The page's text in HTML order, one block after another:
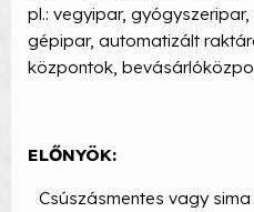
pl.: vegyipar,
gépipar, automatizált
központok,
ELŐNYÖK:
Csúszásmentes vagy sima